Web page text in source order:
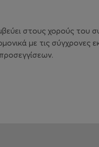
στους χορούς του
με τις σύγχρονες